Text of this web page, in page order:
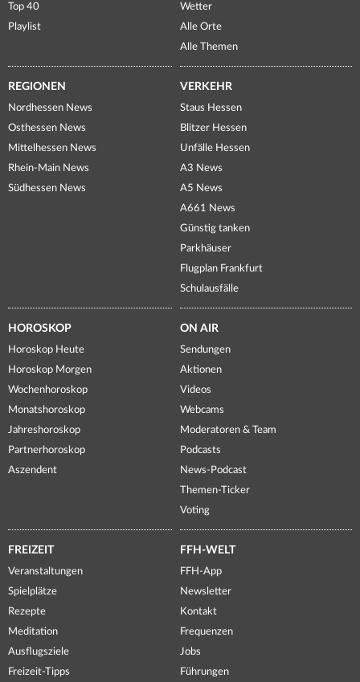
Top 40
Playlist
Wetter
Alle Orte
Alle Themen
REGIONEN
Nordhessen News
Osthessen News
Mittelhessen News
Rhein-Main News
Südhessen News
VERKEHR
Staus Hessen
Blitzer Hessen
Unfälle Hessen
A3 News
A5 News
A661 News
Günstig tanken
Parkhäuser
Flugplan Frankfurt
Schulausfälle
HOROSKOP
Horoskop Heute
Horoskop Morgen
Wochenhoroskop
Monatshoroskop
Jahreshoroskop
Partnerhoroskop
Aszendent
ON AIR
Sendungen
Aktionen
Videos
Webcams
Moderatoren & Team
Podcasts
News-Podcast
Themen-Ticker
Voting
FREIZEIT
Veranstaltungen
Spielplätze
Rezepte
Meditation
Ausflugsziele
Freizeit-Tipps
FFH-WELT
FFH-App
Newsletter
Kontakt
Frequenzen
Jobs
Führungen